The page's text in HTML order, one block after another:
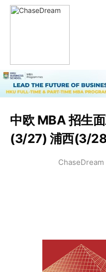
中欧 MBA 招生
(3/27) 浦西(3/
ChaseDream